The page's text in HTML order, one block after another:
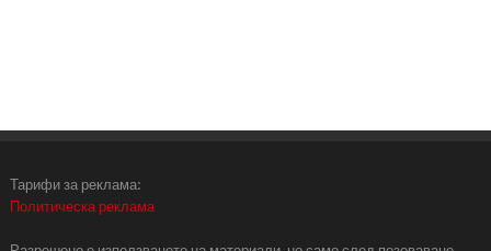
Тарифи за реклама:
Политическа реклама